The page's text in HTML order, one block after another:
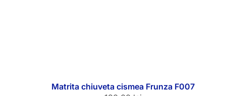
Matrita chiuveta cismea Frunza F007